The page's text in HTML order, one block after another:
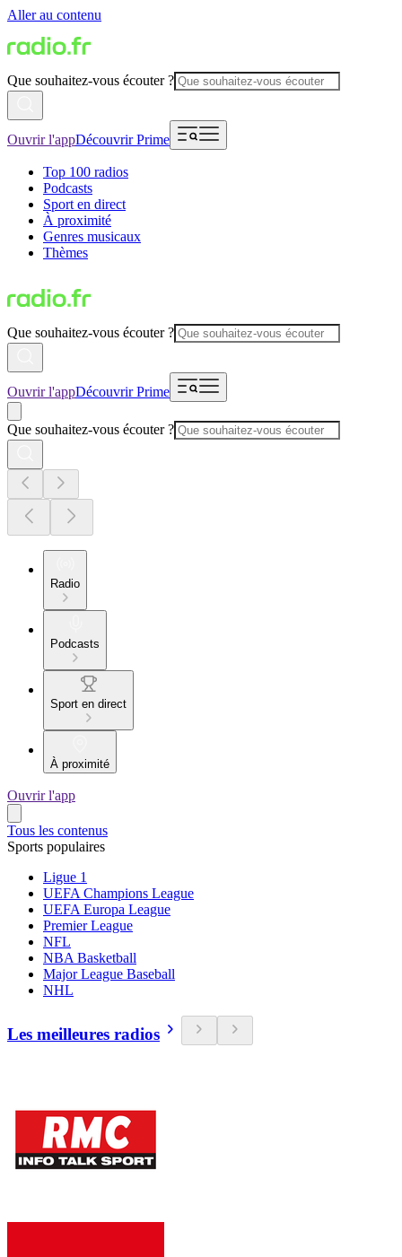
Aller au contenu
Que souhaitez-vous écouter ?
Ouvrir l'appDécouvrir Prime
Top 100 radios
Podcasts
Sport en direct
À proximité
Genres musicaux
Thèmes
Que souhaitez-vous écouter ?
Ouvrir l'appDécouvrir Prime
Que souhaitez-vous écouter ?
Radio
Podcasts
Sport en direct
À proximité
Ouvrir l'app
Tous les contenus
Sports populaires
Ligue 1
UEFA Champions League
UEFA Europa League
Premier League
NFL
NBA Basketball
Major League Baseball
NHL
Les meilleures radios